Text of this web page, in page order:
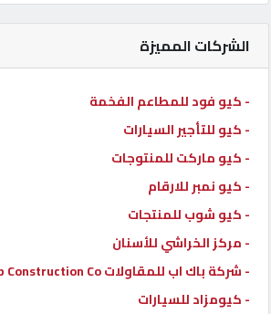
كيو
ماركت
الدليل
القطري
POWERED
QHOST
الشركات المميزة
- كيو فود للمطاعم الفخمة
- كيو للتأجير السيارات
- كيو ماركت للمنتوجات
- كيو نمبر للارقام
- كيو شوب للمنتجات
- مركز الخراشي للأسنان
- شركة باك اب للمقاولات Back Up Construction Co
- كيومزاد للسيارات